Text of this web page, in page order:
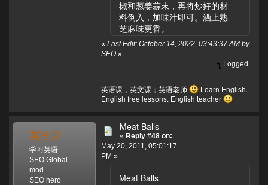
椒和葱姜蒜末，再将炒好的材
料倒入，加味汁即可。洒上熟
芝麻味更香。
« Last Edit: October 14, 2022, 03:43:37 AM by
SEO »
Logged
英语课，英文课；英语老师
Learn English.
English free lessons. English teacher
英语课
学习英语
SEO Global
mod
SEO hero
Meat Balls
« Reply #48 on:
May 20, 2011, 05:01:17
PM »
Meat Balls